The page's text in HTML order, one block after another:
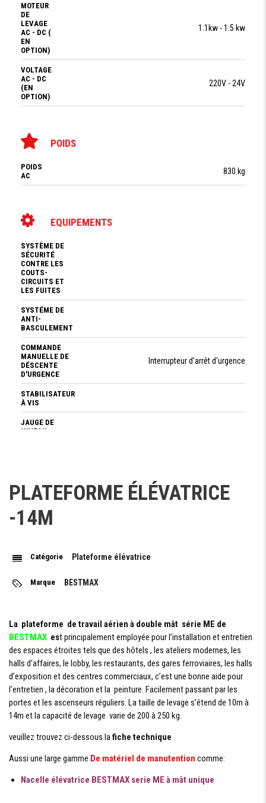
MOTEUR
DE
LEVAGE
AC - DC (
EN
OPTION)
1.1kw - 1.5 kw
VOLTAGE
AC - DC
(EN
OPTION)
220V - 24V
POIDS
POIDS
AC
830 kg
EQUIPEMENTS
SYSTÈME DE
SÉCURITÉ
CONTRE LES
COUTS-
CIRCUITS ET
LES FUITES
SYSTÉME DE
ANTI-
BASCULEMENT
COMMANDE
MANUELLE DE
DÉSCENTE
D'URGENCE
Interrupteur d'arrêt d'urgence
STABILISATEUR
À VIS
JAUGE DE
NIVEAU
FORME
DE TRAVAIL
PLATFORME
MAX
CAPACITÉ
(PERSONNE)
DIMENSIONS
PLATEFORME
LANGUEUR
1.76 m
PLATEFORME ÉLÉVATRICE
-14M
Catégorie Plateforme élévatrice
Marque BESTMAX
La plateforme de travail aérien à double mât série ME de
BESTMAX est principalement employée pour l’installation et entretien
des espaces étroites tels que des hôtels , les ateliers modernes, les
halls d’affaires, le lobby, les restaurants, des gares ferroviaires, les halls
d’exposition et des centres commerciaux, c’est une bonne aide pour
l’entretien , la décoration et la peinture. Facilement passant par les
portes et les ascenseurs réguliers. La taille de levage s’étend de 10m à
14m et la capacité de levage varie de 200 à 250 kg.
veuillez trouvez ci-dessous lafiche technique
Aussi une large gamme De matériel de manutention comme:
Nacelle élévatrice BESTMAX serie ME à mât unique